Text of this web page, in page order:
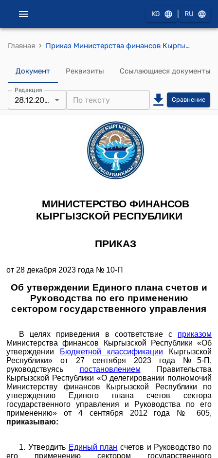
KG RU
Главная › Приказ Министерства финансов Кыргызской Республики от 28 декабря 2023 года № 10-П "Об утверждении Единого плана счетов и Руководства по его применению сектором государственного управления"
Документ Реквизиты Ссылающиеся документы
Редакция
28.12.2023 Сравнение